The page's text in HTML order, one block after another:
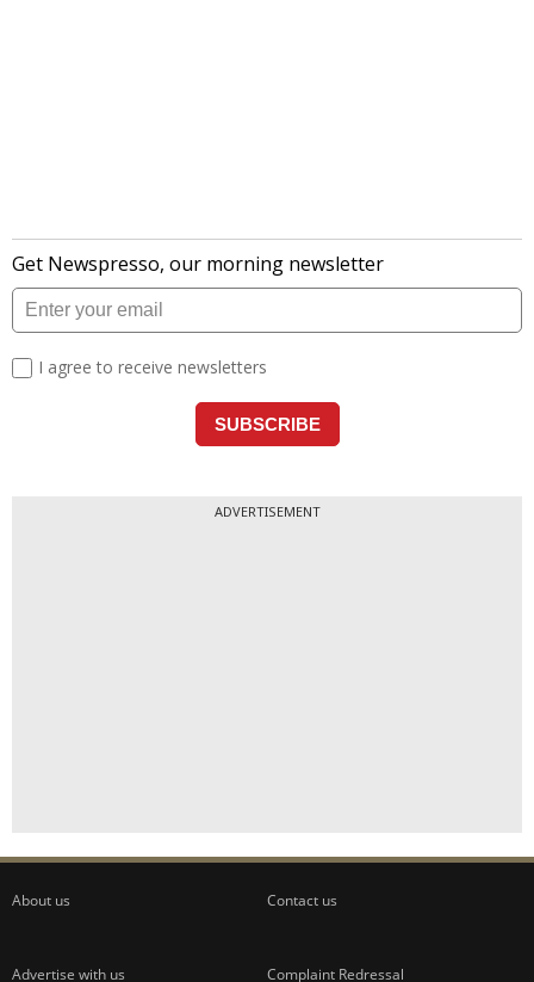
ADVERTISEMENT
About us Contact us
Advertise with us Complaint Redressal